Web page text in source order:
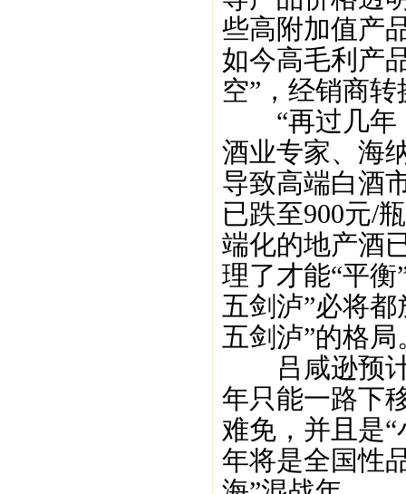
些高附加值产
如今高毛利产
空”，经销商
“再过几年，
酒业专家、海
导致高端白酒
已跌至900元/
端化的地产酒
理了才能“平
五剑泸”必将
五剑泸”的格局
吕咸逊预计
年只能一路下
难免，并且是“
年将是全国性